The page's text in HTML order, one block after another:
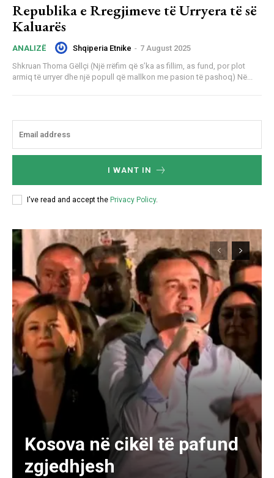
Republika e Rregjimeve të Urryera të së
Kaluarës
ANALIZË Shqiperia Etnike - 7 August 2025
Shkruan Thoma Gëllçi (Një rrëfim që s’ka as fillim, as fund, por plot
armiq të urryer dhe një popull që mallkon me pasion të pashoq) Në...
I WANT IN
I've read and accept the Privacy Policy.
Kosova në cikël të pafund
zgjedhjesh